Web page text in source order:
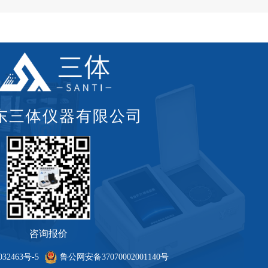
三体仪器有限公司
咨询报价
号-5 鲁公网安备37070002001140号